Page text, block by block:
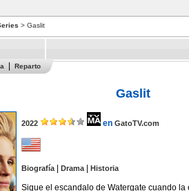
> Gaslit
Reparto
Gaslit
2022 en GatoTV.com
Biografía| Drama| Historia
Sigue el escandalo de Watergate cuando